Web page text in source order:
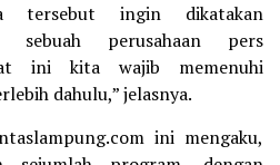
tersebut ingin dikatakan
sebuah perusahaan pers
ini kita wajib memenuhi
dahulu,” jelasnya.
ini mengaku,